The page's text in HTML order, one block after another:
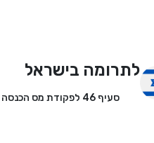
לתרומה בישראל
סעיף 46 לפקודת מס הכנסה